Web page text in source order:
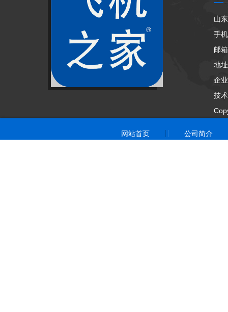
山
手
邮
地
企
技
网站首页 公司简介